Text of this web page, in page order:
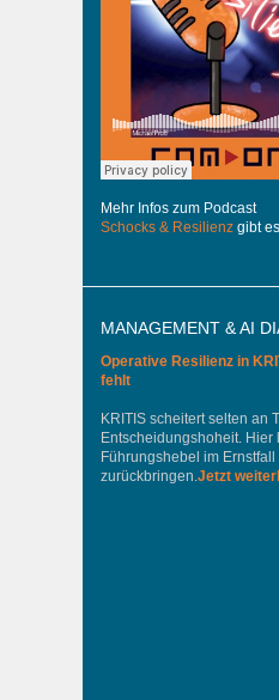
Mehr Infos zum Podcast
Schocks & Resilienz gibt
MANAGEMENT & AI
Operative Resilienz in
fehlt
KRITIS scheitert selten an
Entscheidungshoheit. Hier
Führungshebel im
zurückbringen.Jetzt